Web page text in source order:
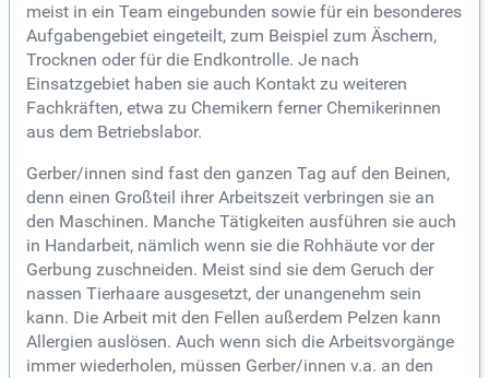
meist in ein Team eingebunden sowie für ein besonderes
Aufgabengebiet eingeteilt, zum Beispiel zum Äschern,
Trocknen oder für die Endkontrolle. Je nach
Einsatzgebiet haben sie auch Kontakt zu weiteren
Fachkräften, etwa zu Chemikern ferner Chemikerinnen
aus dem Betriebslabor.
Gerber/innen sind fast den ganzen Tag auf den Beinen,
denn einen Großteil ihrer Arbeitszeit verbringen sie an
den Maschinen. Manche Tätigkeiten ausführen sie auch
in Handarbeit, nämlich wenn sie die Rohhäute vor der
Gerbung zuschneiden. Meist sind sie dem Geruch der
nassen Tierhaare ausgesetzt, der unangenehm sein
kann. Die Arbeit mit den Fellen außerdem Pelzen kann
Allergien auslösen. Auch wenn sich die Arbeitsvorgänge
immer wiederholen, müssen Gerber/innen v.a. an den